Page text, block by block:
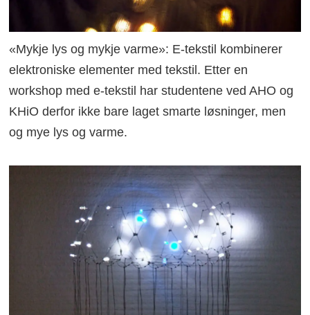
«Mykje lys og mykje varme»: E-tekstil kombinerer
elektroniske elementer med tekstil. Etter en
workshop med e-tekstil har studentene ved AHO og
KHiO derfor ikke bare laget smarte løsninger, men
og mye lys og varme.